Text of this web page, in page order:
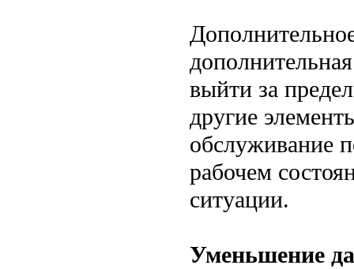
выйти за
другие
обслуживание
рабочем
ситуации.
Уменьшение